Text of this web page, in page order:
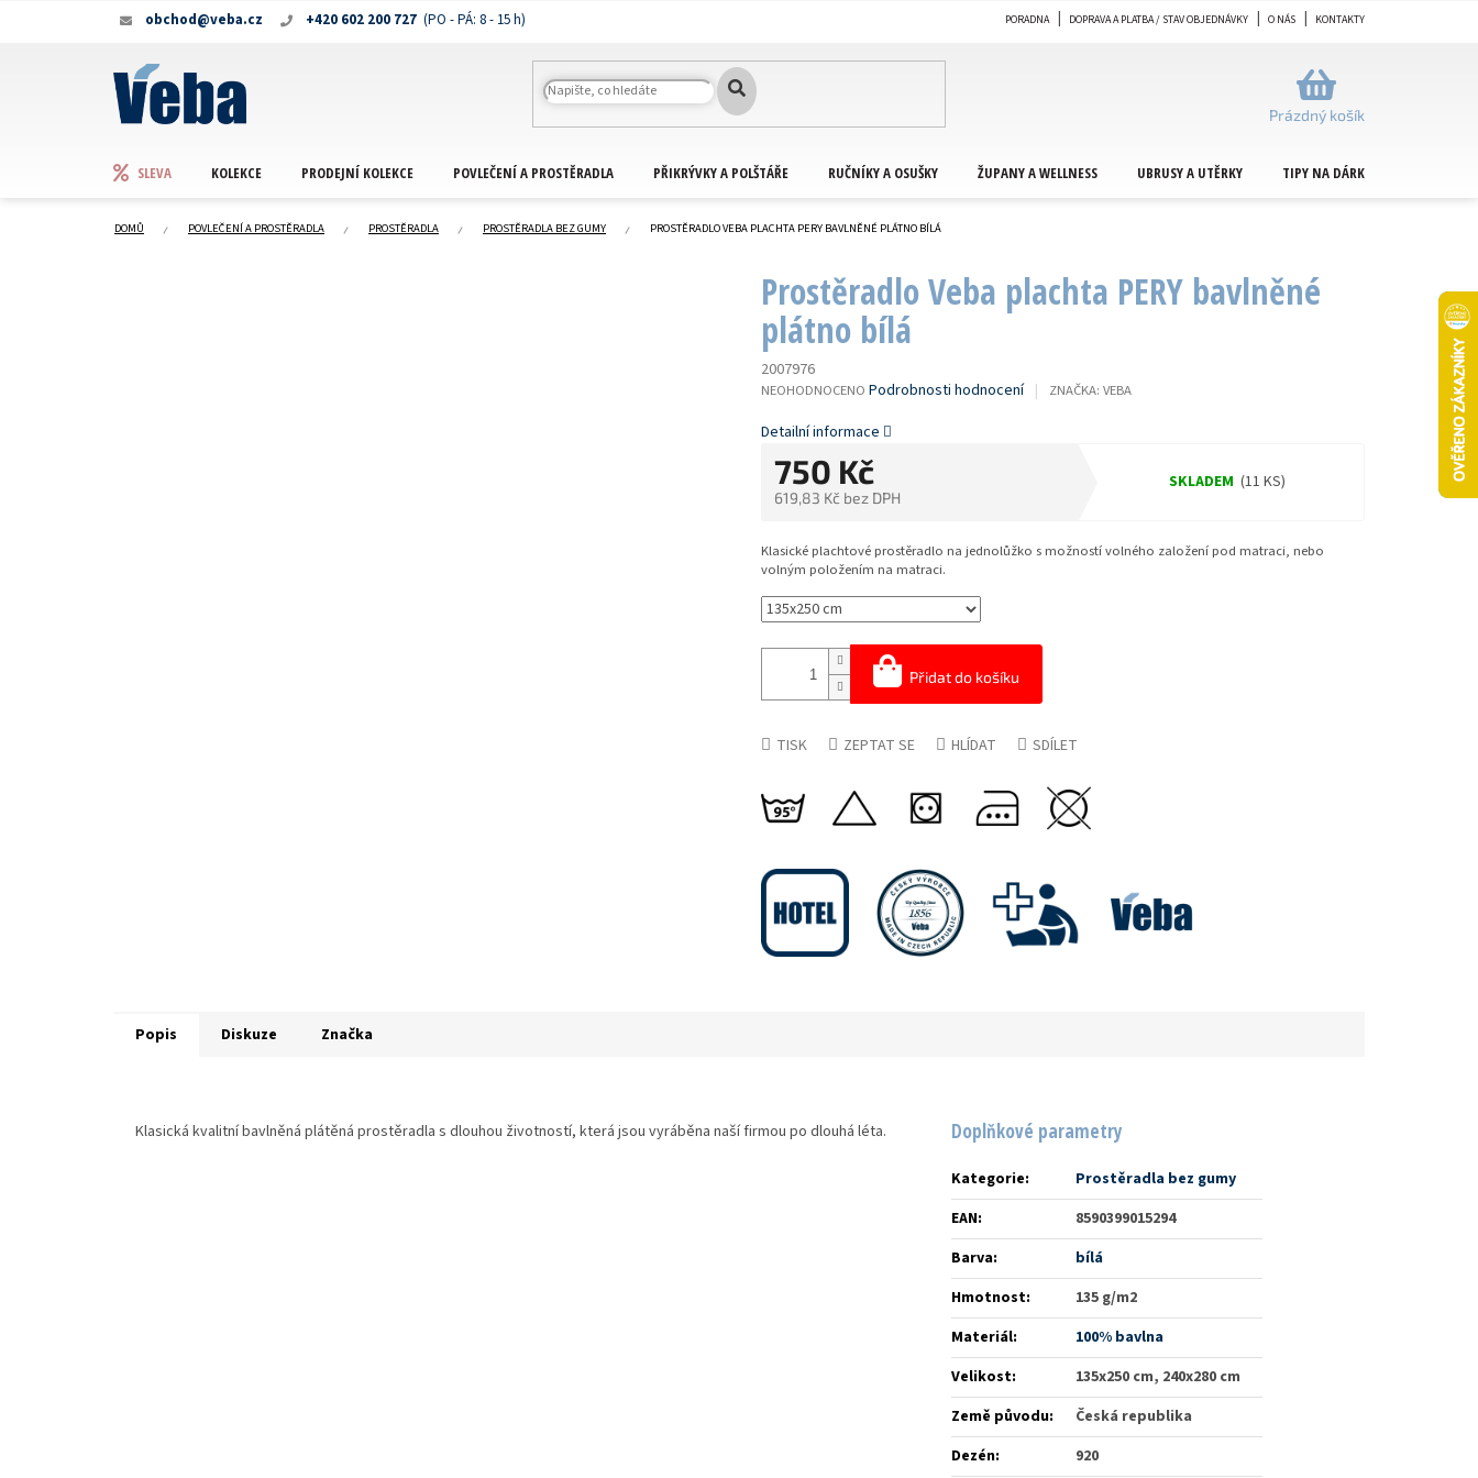
+420 602 200 727
obchod@veba.cz PORADNA DOPRAVA A PLATBA / STAV OBJEDNÁVKY O NÁS KONTAKTY
NÁKUPNÍ
KOŠÍK
Prázdný košík
SLEVA KOLEKCE PRODEJNÍ KOLEKCE POVLEČENÍ A PROSTĚRADLA PŘIKRÝVKY A POLŠTÁŘE RUČNÍKY A OSUŠKY ŽUPANY A WELLNESS UBRUSY A UTĚRKY TIPY NA DÁRKY
DOMŮ POVLEČENÍ A PROSTĚRADLA PROSTĚRADLA PROSTĚRADLA BEZ GUMY PROSTĚRADLO VEBA PLACHTA PERY BAVLNĚNÉ PLÁTNO BÍLÁ
Prostěradlo Veba plachta PERY bavlněné
plátno bílá
2007976
PRŮMĚRNÉ
PRODUKTU
0,0
NEOHODNOCENO Podrobnosti hodnocení ZNAČKA: VEBA
750 Kč
619,83 Kč bez DPH
cena:
SKLADEM (11 KS)
Přidat do košíku
Klasické plachtové prostěradlo na jednolůžko s možností volného založení pod matraci, nebo
volným položením na matraci.
Detailní informace
TISK ZEPTAT SE HLÍDAT SDÍLET
Popis Diskuze Značka
Klasická kvalitní bavlněná plátěná prostěradla s dlouhou životností, která jsou vyráběna naší firmou po dlouhá léta. Doplňkové parametry
Kategorie:
Prostěradla bez gumy
EAN:
8590399015294
Barva:
bílá
Hmotnost:
135 g/m2
Materiál:
100% bavlna
Velikost:
135x250 cm, 240x280 cm
Země původu:
Česká republika
Dezén: 920